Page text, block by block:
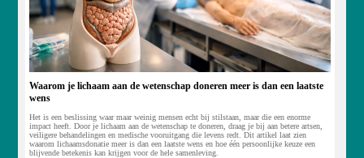
Waarom je lichaam aan de wetenschap doneren meer is dan een laatste
wens
Het is een beslissing waar maar weinig mensen echt bij stilstaan, maar die een enorme
impact heeft. Door je lichaam aan de wetenschap te doneren, draag je bij aan betere artsen,
veiligere behandelingen en medische vooruitgang die levens redt. Dit artikel laat zien
waarom lichaamsdonatie meer is dan een laatste wens en hoe één persoonlijke keuze een
blijvende betekenis kan krijgen voor de hele samenleving.